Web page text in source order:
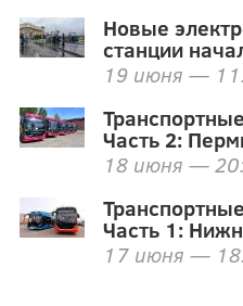
Новые
станции
19 июня —
Часть 2:
18 июня —
Часть 1:
17 июня —